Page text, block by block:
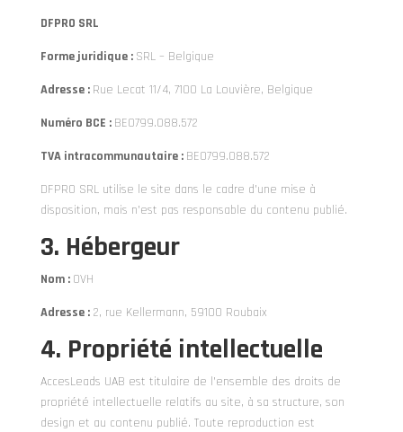
DFPRO SRL
Forme juridique : SRL – Belgique
Adresse : Rue Lecat 11/4, 7100 La Louvière, Belgique
Numéro BCE : BE0799.088.572
TVA intracommunautaire : BE0799.088.572
DFPRO SRL utilise le site dans le cadre d’une mise à
disposition, mais n’est pas responsable du contenu publié.
3. Hébergeur
Nom : OVH
Adresse : 2, rue Kellermann, 59100 Roubaix
4. Propriété intellectuelle
AccesLeads UAB est titulaire de l’ensemble des droits de
propriété intellectuelle relatifs au site, à sa structure, son
design et au contenu publié. Toute reproduction est